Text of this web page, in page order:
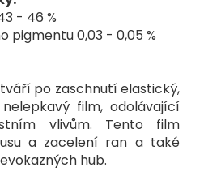
- 46 %
pigmentu 0,03 - 0,05 %
po zaschnutí elastický,
film, odolávající
vlivům. Tento film
a zacelení ran a také
hub.